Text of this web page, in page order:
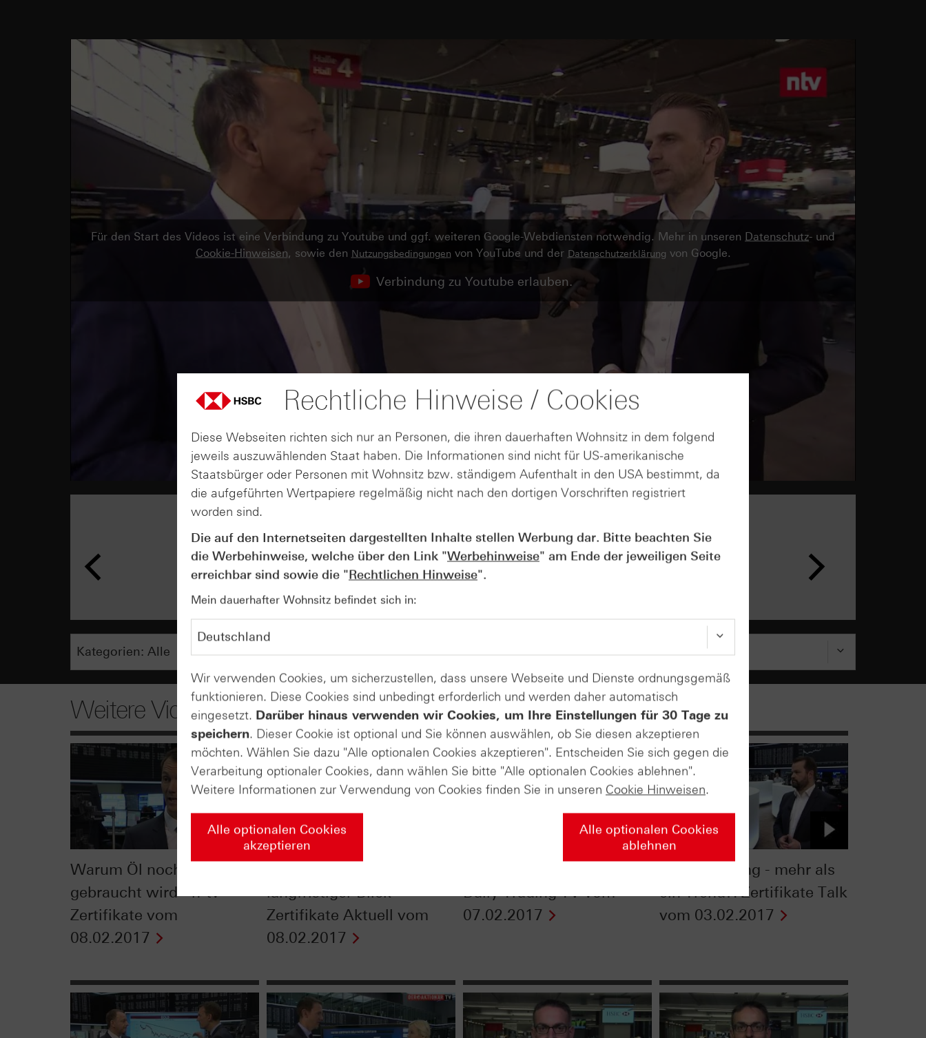
Für den Start des Videos ist eine Verbindung zu Youtube und ggf. weiteren Google-Webdiensten notwendig. Mehr in unseren Datenschutz- und
Cookie-Hinweisen, sowie den Nutzungsbedingungen von YouTube und der Datenschutzerklärung von Google.
Verbindung zu Youtube erlauben.
AUGUST
07
Wie lange bleibt der DAX® in
Rekordlaune? - ntv Zertifikate
07.08.26
Weitere Videos
Warum Öl noch lange
gebraucht wird - n-tv
Zertifikate vom
08.02.2017
langfristiger Blick -
Zertifikate Aktuell vom
08.02.2017
Daily Trading TV vom
07.02.2017
Social Trading - mehr als
ein Trend?: Zertifikate Talk
vom 03.02.2017
Rechtliche Hinweise / Cookies
Diese Webseiten richten sich nur an Personen, die ihren dauerhaften Wohnsitz in dem folgend
jeweils auszuwählenden Staat haben. Die Informationen sind nicht für US-amerikanische
Staatsbürger oder Personen mit Wohnsitz bzw. ständigem Aufenthalt in den USA bestimmt, da
die aufgeführten Wertpapiere regelmäßig nicht nach den dortigen Vorschriften registriert
worden sind.
Die auf den Internetseiten dargestellten Inhalte stellen Werbung dar. Bitte beachten Sie
die Werbehinweise, welche über den Link "Werbehinweise" am Ende der jeweiligen Seite
erreichbar sind sowie die "Rechtlichen Hinweise".
Mein dauerhafter Wohnsitz befindet sich in:
Wir verwenden Cookies, um sicherzustellen, dass unsere Webseite und Dienste ordnungsgemäß
funktionieren. Diese Cookies sind unbedingt erforderlich und werden daher automatisch
eingesetzt. Darüber hinaus verwenden wir Cookies, um Ihre Einstellungen für 30 Tage zu
speichern. Dieser Cookie ist optional und Sie können auswählen, ob Sie diesen akzeptieren
möchten. Wählen Sie dazu "Alle optionalen Cookies akzeptieren". Entscheiden Sie sich gegen die
Verarbeitung optionaler Cookies, dann wählen Sie bitte "Alle optionalen Cookies ablehnen".
Weitere Informationen zur Verwendung von Cookies finden Sie in unseren Cookie Hinweisen.
Alle optionalen Cookies
akzeptieren
Alle optionalen Cookies
ablehnen